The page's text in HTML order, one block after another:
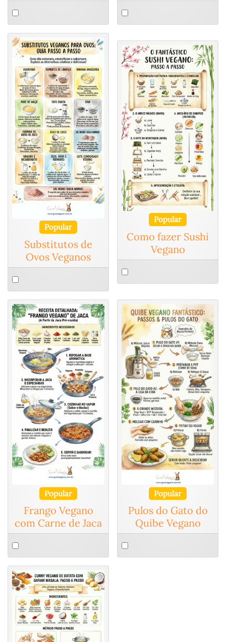
Select
an
item
Select
an
item
Popular
Substitutos de
Ovos Veganos
Select
an
item
Popular
Como fazer Sushi
Vegano
Select
an
item
Popular
Frango Vegano
com Carne de Jaca
Select
an
item
Popular
Pulos do Gato do
Quibe Vegano
Select
an